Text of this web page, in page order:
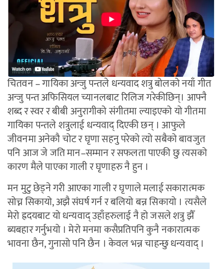
चितवन – गायिका अन्जु पन्तले धन्यवाद शत्रु बोलको नयाँ गीत
अन्जु पन्त अफिसियल च्यानलबाट रिलिज गरेकीछिन्। आफ्नै
शब्द र स्वर र बीबी अनुरागीको संगीतमा ल्याइएको यो गीतमा
गायिका पन्तले शत्रुलाई धन्यवाद् दिएकी छन् । आफुले
जीवनमा अनेकौ चोट र घृणा सहनु परेको त्यो सबैको बावजुत
पनि आज जे जति मान–सम्मान र सफलता पाएकी छु त्यसको
कारण मैले पाएका गाली र घृणाहरु नै हुन ।
मन मुटु छेड्ने गरी आएका गाली र घृणाले मलाई सकारात्मक
सोच्न सिकायो, अझै संघर्ष गर्न र बलियो बन्न सिकायो । त्यसैले
मेरो ह्रदयबाट यो धन्यवाद् उहाँहरुलाई नै हो जसले शत्रु झैँ
ब्यबहार गर्नुभयो । मेरो मनमा कसैप्रतिपनि कुनै नकारात्मक
भावना छैन, गुनासो पनि छैन । केवल भन्न चाहन्छु धन्यवाद् ।